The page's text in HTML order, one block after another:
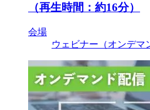
（再生時間：約16分）
会場
ウェビナー（オンデマ